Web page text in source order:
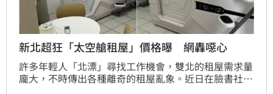
新北超狂「太空艙租屋」價格曝 網轟噁心
許多年輕人「北漂」尋找工作機會，雙北的租屋需求量
龐大，不時傳出各種離奇的租屋亂象。近日在臉書社團